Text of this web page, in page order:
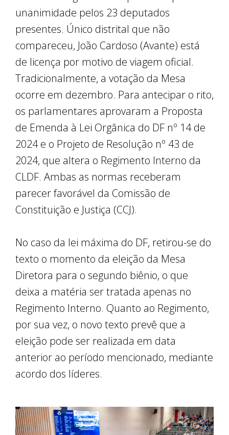
unanimidade pelos 23 deputados
presentes. Único distrital que não
compareceu, João Cardoso (Avante) está
de licença por motivo de viagem oficial.
Tradicionalmente, a votação da Mesa
ocorre em dezembro. Para antecipar o rito,
os parlamentares aprovaram a Proposta
de Emenda à Lei Orgânica do DF nº 14 de
2024 e o Projeto de Resolução nº 43 de
2024, que altera o Regimento Interno da
CLDF. Ambas as normas receberam
parecer favorável da Comissão de
Constituição e Justiça (CCJ).
No caso da lei máxima do DF, retirou-se do
texto o momento da eleição da Mesa
Diretora para o segundo biênio, o que
deixa a matéria ser tratada apenas no
Regimento Interno. Quanto ao Regimento,
por sua vez, o novo texto prevê que a
eleição pode ser realizada em data
anterior ao período mencionado, mediante
acordo dos líderes.